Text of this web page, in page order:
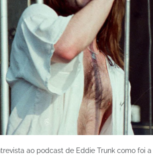
ao podcast de Eddie Trunk como foi